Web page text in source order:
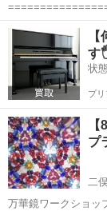
す！
歩3分にあるプログ
神奈川 横浜市
す
状
プリ
プ
二
万華鏡ワークショッ